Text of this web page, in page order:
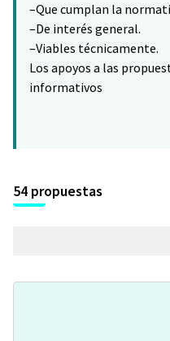
–Que cumplan la
–De interés general.
–Viables técnicamente.
Los apoyos a las
informativos
54 propuestas